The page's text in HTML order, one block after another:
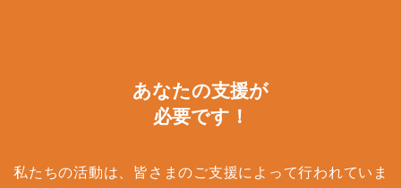
あなたの支援が
必要です！
私たちの活動は、皆さまのご支援によって行われていま